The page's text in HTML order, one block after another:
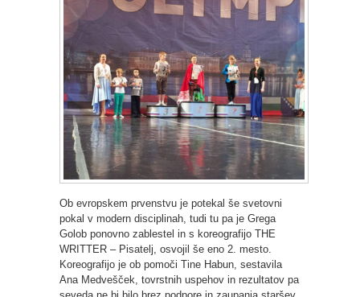
Ob evropskem prvenstvu je potekal še svetovni
pokal v modern disciplinah, tudi tu pa je Grega
Golob ponovno zablestel in s koreografijo THE
WRITTER – Pisatelj, osvojil še eno 2. mesto.
Koreografijo je ob pomoči Tine Habun, sestavila
Ana Medvešček, tovrstnih uspehov in rezultatov pa